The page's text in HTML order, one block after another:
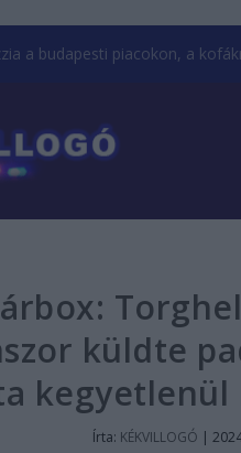
a budapesti piacokon, a
küldte
Írta: KÉKVILLOGÓ |